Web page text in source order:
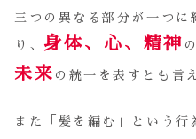
三つの異なる部分が一つに
り、 身体、心、精神
未来 の統一を表すとも言
また「髪を編む」という行